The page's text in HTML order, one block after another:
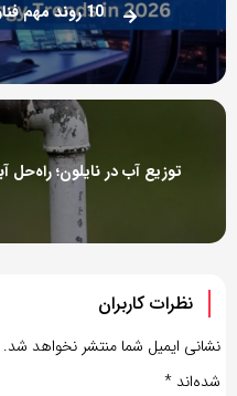
نظرات کاربران
نشانی ایمیل شما منتشر نخواهد شد.
شده‌اند *